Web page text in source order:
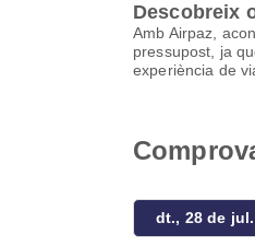
Descobreix
Amb Airpaz,
pressupost, ja
experiència de
dt., 28 de